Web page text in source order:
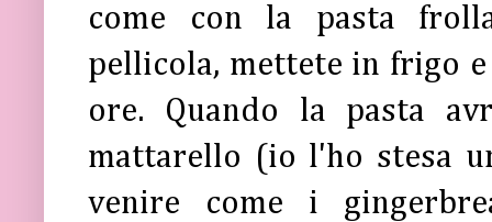
come con la pasta
pellicola, mettete in frigo
ore. Quando la pasta
mattarello (io l'ho stesa
venire come i